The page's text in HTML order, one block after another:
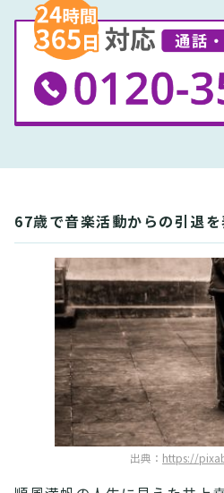
67歳で音楽活動からの引退を
出典： https://